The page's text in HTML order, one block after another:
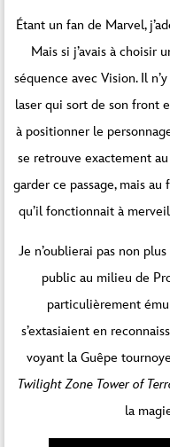
Étant un fan de Marvel,
Mais si j’avais à choisir
séquence avec Vision. Il
laser qui sort de son front
à positionner le
se retrouve exactement
garder ce passage, mais
qu’il fonctionnait à
Je n’oublierai pas non
public au milieu de
particulièrement
s’extasiaient en
voyant la Guêpe
Twilight Zone Tower of
la